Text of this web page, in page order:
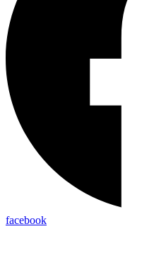
facebook